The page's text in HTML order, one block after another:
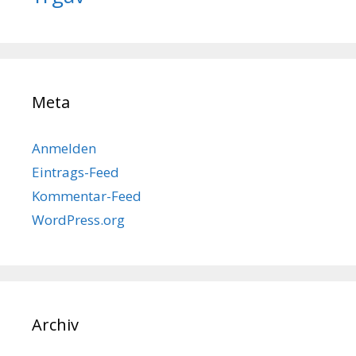
Meta
Anmelden
Eintrags-Feed
Kommentar-Feed
WordPress.org
Archiv